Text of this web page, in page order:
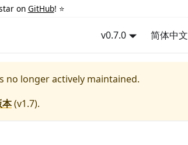
on GitHub! ⭐️
v0.7.0 简体中文
no longer actively maintained.
本(v1.7).